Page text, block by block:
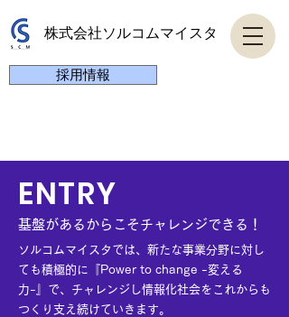
株式会社ソルコムマイスタ
採用情報
ENTRY
基盤があるからこそチャレンジできる！
ソルコムマイスタでは、新たな事業分野に対し
ても積極的に『Power to change -変える
力-』で、チャレンジし情報化社会をこれからも
つくり支え続けていきます。